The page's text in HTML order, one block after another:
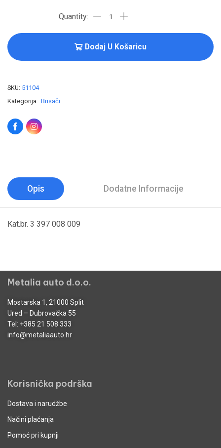
Dodaj U Košaricu
SKU: 51104
Kategorija: Brisači
Opis Dodatne Informacije
Kat.br. 3 397 008 009
Metalia auto d.o.o.
Mostarska 1, 21000 Split
Ured – Dubrovačka 55
Tel: +385 21 508 333
info@metaliaauto.hr
Korisnička podrška
Dostava i narudžbe
Načini plaćanja
Pomoć pri kupnji